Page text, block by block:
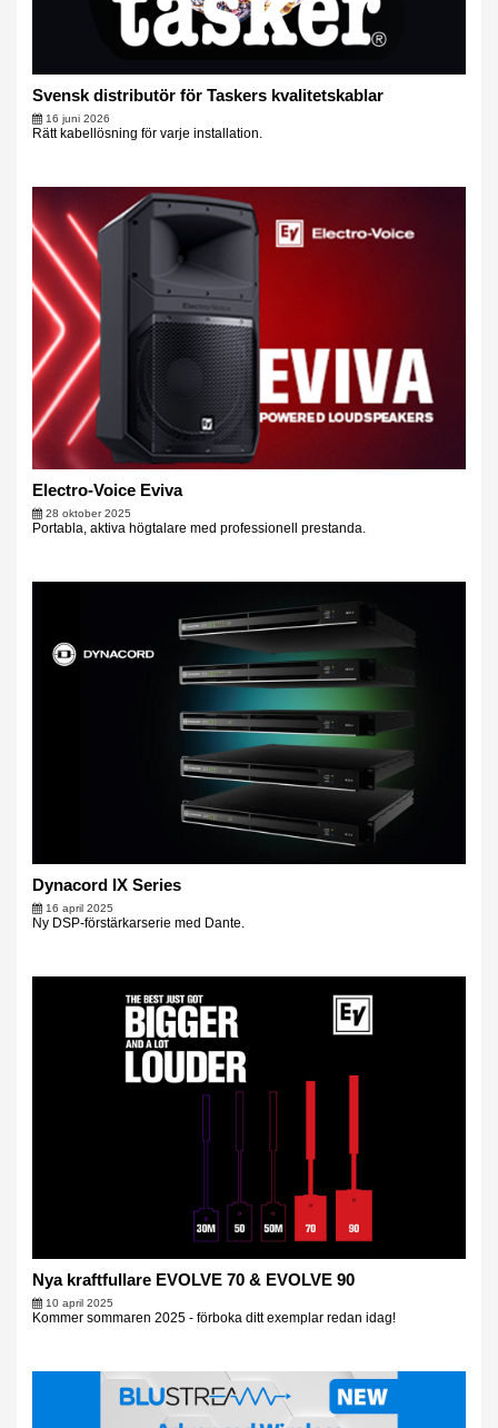
Svensk distributör för Taskers kvalitetskablar
16 juni 2026
Rätt kabellösning för varje installation.
Electro-Voice Eviva
28 oktober 2025
Portabla, aktiva högtalare med professionell prestanda.
Dynacord IX Series
16 april 2025
Ny DSP-förstärkarserie med Dante.
Nya kraftfullare EVOLVE 70 & EVOLVE 90
10 april 2025
Kommer sommaren 2025 - förboka ditt exemplar redan idag!